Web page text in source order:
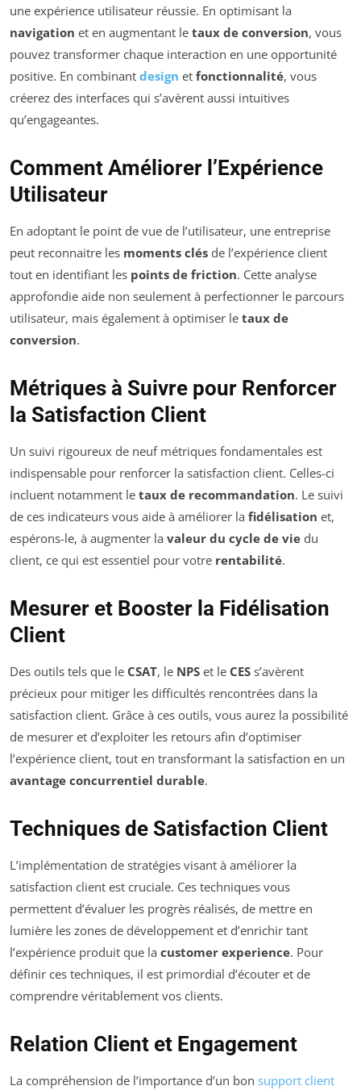
une expérience utilisateur réussie. En optimisant la
navigation et en augmentant le taux de conversion, vous
pouvez transformer chaque interaction en une opportunité
positive. En combinant design et fonctionnalité, vous
créerez des interfaces qui s’avèrent aussi intuitives
qu’engageantes.
Comment Améliorer l’Expérience
Utilisateur
En adoptant le point de vue de l’utilisateur, une entreprise
peut reconnaitre les moments clés de l’expérience client
tout en identifiant les points de friction. Cette analyse
approfondie aide non seulement à perfectionner le parcours
utilisateur, mais également à optimiser le taux de
conversion.
Métriques à Suivre pour Renforcer
la Satisfaction Client
Un suivi rigoureux de neuf métriques fondamentales est
indispensable pour renforcer la satisfaction client. Celles-ci
incluent notamment le taux de recommandation. Le suivi
de ces indicateurs vous aide à améliorer la fidélisation et,
espérons-le, à augmenter la valeur du cycle de vie du
client, ce qui est essentiel pour votre rentabilité.
Mesurer et Booster la Fidélisation
Client
Des outils tels que le CSAT, le NPS et le CES s’avèrent
précieux pour mitiger les difficultés rencontrées dans la
satisfaction client. Grâce à ces outils, vous aurez la possibilité
de mesurer et d’exploiter les retours afin d’optimiser
l’expérience client, tout en transformant la satisfaction en un
avantage concurrentiel durable.
Techniques de Satisfaction Client
L’implémentation de stratégies visant à améliorer la
satisfaction client est cruciale. Ces techniques vous
permettent d’évaluer les progrès réalisés, de mettre en
lumière les zones de développement et d’enrichir tant
l’expérience produit que la customer experience. Pour
définir ces techniques, il est primordial d’écouter et de
comprendre véritablement vos clients.
Relation Client et Engagement
La compréhension de l’importance d’un bon support client